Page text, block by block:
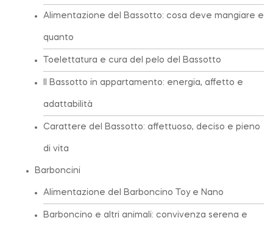
Alimentazione del Bassotto: cosa deve mangiare e
quanto
Toelettatura e cura del pelo del Bassotto
Il Bassotto in appartamento: energia, affetto e
adattabilità
Carattere del Bassotto: affettuoso, deciso e pieno
di vita
Barboncini
Alimentazione del Barboncino Toy e Nano
Barboncino e altri animali: convivenza serena e